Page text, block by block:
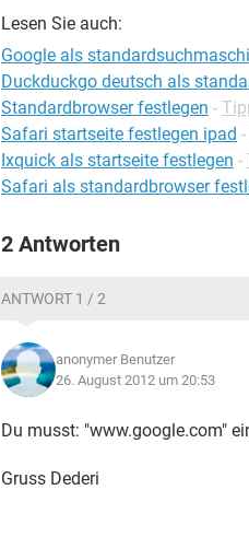
Lesen Sie auch:
Google als
Duckduckgo deutsch als
Standardbrowser festlegen -
Safari startseite festlegen ipad -
Ixquick als startseite festlegen -
Safari als standardbrowser
2 Antworten
ANTWORT 1 / 2
anonymer Benutzer
26. August 2012 um 20:53
Du musst: "www.google.com"
Gruss Dederi